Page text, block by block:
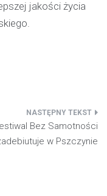
jakości życia
Bez Samotności
w Pszczynie